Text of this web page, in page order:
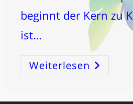
beginnt der Kern zu
ist…
Weiterlesen UTERUS
–